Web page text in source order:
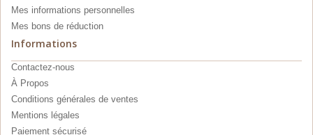
Mes informations personnelles
Mes bons de réduction
Informations
Contactez-nous
À Propos
Conditions générales de ventes
Mentions légales
Paiement sécurisé